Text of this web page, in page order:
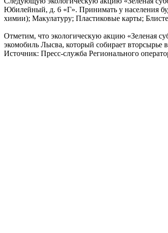
Юбилейный, д. 6 «Г». Принимать у населения
химии); Макулатуру; Пластиковые карты;
Отметим, что экологическую акцию «Зеленая
экомобиль Лысва, который собирает
Источник: Пресс-служба Регионального